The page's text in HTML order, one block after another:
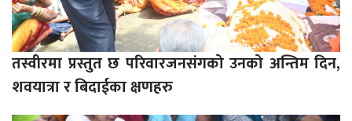
तस्वीरमा प्रस्तुत छ परिवारजनसंगको उनको अन्तिम दिन,
शवयात्रा र बिदाईका क्षणहरु